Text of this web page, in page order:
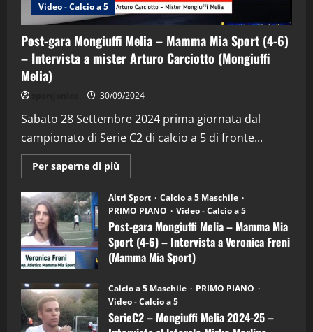
Video - Calcio a 5
Post-gara Mongiuffi Melia – Mamma Mia Sport (4-6)
– Intervista a mister Arturo Carciotto (Mongiuffi
Melia)
30/09/2024
Sabato 28 Settembre 2024 prima giornata dal
campionato di Serie C2 di calcio a 5 di fronte...
Per saperne di più
informazioni
Post-
gara
Mongiuffi
Melia
–
Mamma
Mia
Sport
6)
–
Intervista
a
mister
Altri Sport
Calcio a 5 Maschile
PRIMO PIANO
Video - Calcio a 5
Post-gara Mongiuffi Melia – Mamma Mia
Sport (4-6) – Intervista a Veronica Freni
(Mamma Mia Sport)
Calcio a 5 Maschile
PRIMO PIANO
Video - Calcio a 5
SerieC2 – Mongiuffi Melia 2024-25 –
2
“SportEmpire” in Podcast: 29^ Puntata
(Martedi 28 Aprile 2026)
28/04/2026
3
"SportEmpire" in Podcast
“SportEmpire” in Podcast: 28^ Puntata
(Martedi 21 Aprile 2026)
21/04/2026
4
“SportEmpire” in Podcast: 27^ Puntata
(Martedi 14 Aprile 2026)
15/04/2026